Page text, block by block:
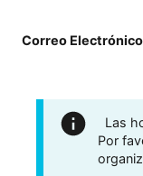
Correo Electrónico
Las
Por